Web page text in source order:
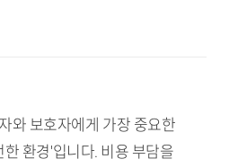
와 보호자에게 가장 중요한
환경'입니다. 비용 부담을